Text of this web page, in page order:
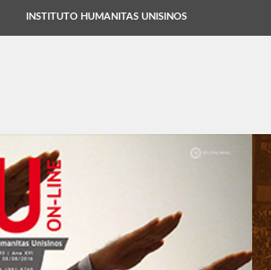
INSTITUTO HUMANITAS UNISINOS